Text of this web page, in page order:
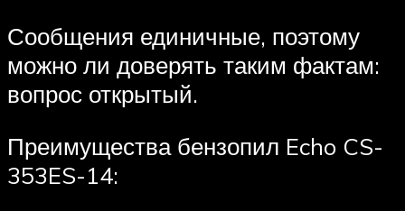
Сообщения единичные, поэтому
можно ли доверять таким фактам:
вопрос открытый.
Преимущества бензопил Echo CS-
353ES-14: